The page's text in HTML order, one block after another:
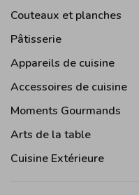
Couteaux et planches
Pâtisserie
Appareils de cuisine
Accessoires de cuisine
Moments Gourmands
Arts de la table
Cuisine Extérieure